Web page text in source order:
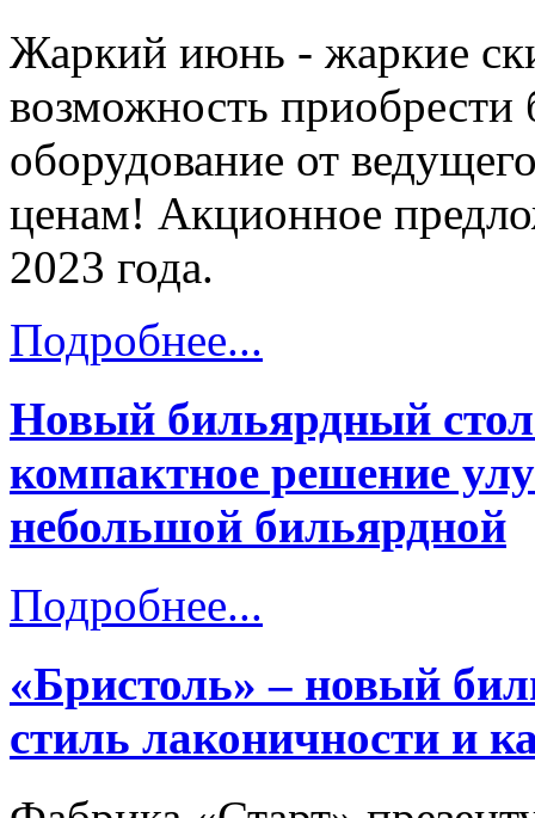
Жаркий июнь - жаркие
возможность
оборудование от
ценам! Акционное
2023 года.
Подробнее...
Новый бильярдный
компактное решение
небольшой бильярдной
Подробнее...
«Бристоль» – новый
стиль лаконичности и